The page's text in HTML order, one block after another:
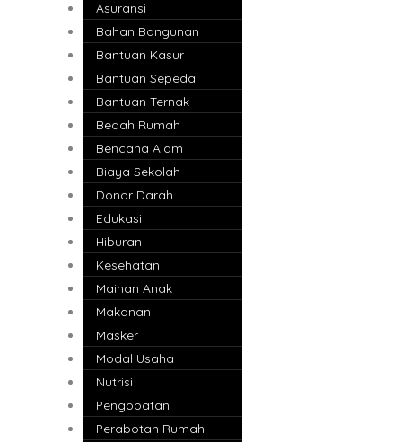
Asuransi
Bahan Bangunan
Bantuan Kasur
Bantuan Sepeda
Bantuan Ternak
Bedah Rumah
Bencana Alam
Biaya Sekolah
Donor Darah
Edukasi
Hiburan
Kesehatan
Mainan Anak
Makanan
Masker
Modal Usaha
Nutrisi
Pengobatan
Perabotan Rumah